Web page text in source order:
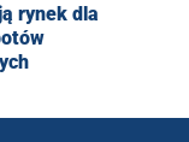
rynek dla